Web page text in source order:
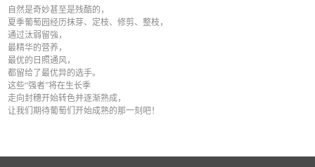
自然是奇妙甚至是残酷的，
夏季葡萄园经历抹芽、定枝、修剪、整枝，
通过汰弱留強，
最精华的营养，
最优的日照通风，
都留给了最优异的选手。
这些“强者”将在生长季
走向封穗开始转色并逐渐熟成，
让我们期待葡萄们开始成熟的那一刻吧！